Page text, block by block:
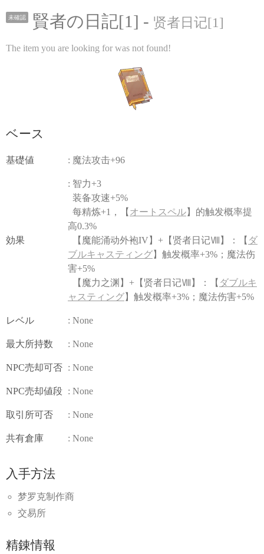
未確認 賢者の日記[1] - 贤者日记[1]
The item you are looking for was not found!
ベース
基礎値 : 魔法攻击+96
効果
: 智力+3
装备攻速+5%
每精炼+1，【 オートスペル】的触发概率提
高0.3%
【魔能涌动外袍IV】+【贤者日记Ⅷ】：【 ダ
ブルキャスティング】触发概率+3%；魔法伤
害+5%
【魔力之渊】+【贤者日记Ⅷ】：【 ダブルキ
ャスティング】触发概率+3%；魔法伤害+5%
レベル : None
最大所持数 : None
NPC売却可否 : None
NPC売却値段 : None
取引所可否 : None
共有倉庫 : None
入手方法
梦罗克制作商
交易所
精錬情報